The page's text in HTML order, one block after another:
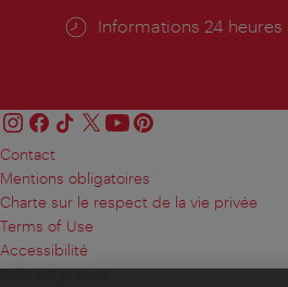
Öffnungszeiten:
Informations 24 heures
Contact
Mentions obligatoires
Charte sur le respect de la vie privée
Terms of Use
Accessibilité
Contact presse